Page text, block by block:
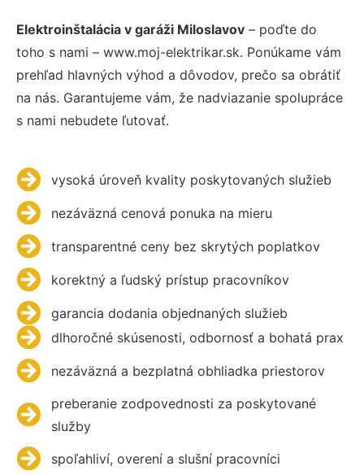
Elektroinštalácia v garáži Miloslavov – poďte do
toho s nami – www.moj-elektrikar.sk. Ponúkame vám
prehľad hlavných výhod a dôvodov, prečo sa obrátiť
na nás. Garantujeme vám, že nadviazanie spolupráce
s nami nebudete ľutovať.
vysoká úroveň kvality poskytovaných služieb
nezáväzná cenová ponuka na mieru
transparentné ceny bez skrytých poplatkov
korektný a ľudský prístup pracovníkov
garancia dodania objednaných služieb
dlhoročné skúsenosti, odbornosť a bohatá prax
nezáväzná a bezplatná obhliadka priestorov
preberanie zodpovednosti za poskytované
služby
spoľahliví, overení a slušní pracovníci